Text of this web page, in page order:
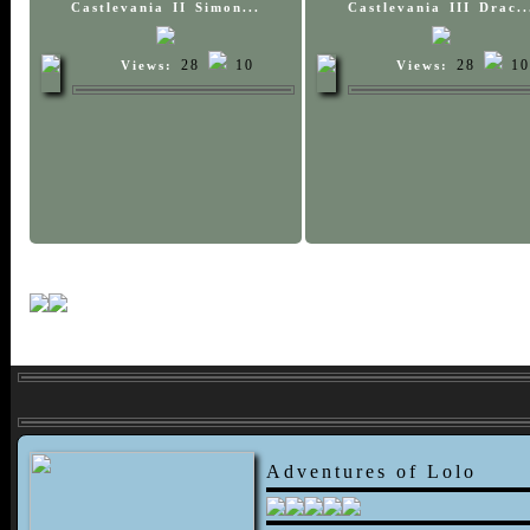
Castlevania II Simon...
Views: 28 10
Castlevania III
Views: 28 10
Adventures of Lolo